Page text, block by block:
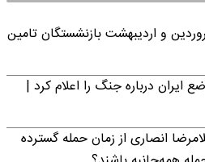
و اردیبهشت بازنشستگان تامین
درباره جنگ را اعلام کرد |
انصاری از زمان حمله گسترده